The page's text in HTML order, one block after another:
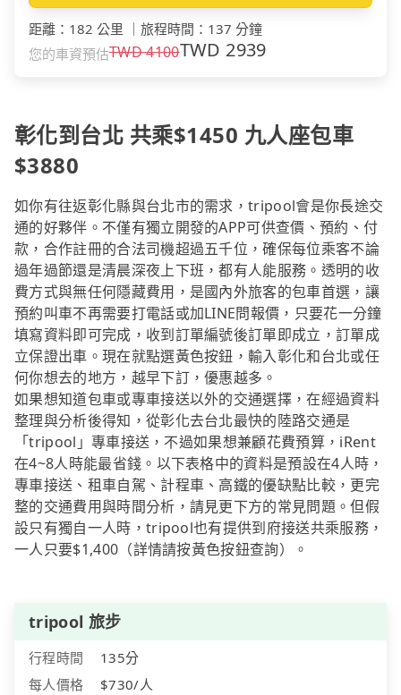
距離 ： 182 公里 旅程時間 ： 137 分鐘
您的車資預估TWD4100TWD 2939
彰化到台北 共乘$1450 九人座包車
$3880
如你有往返彰化縣與台北市的需求，tripool會是你長途交
通的好夥伴。不僅有獨立開發的APP可供查價、預約、付
款，合作註冊的合法司機超過五千位，確保每位乘客不論
過年過節還是清晨深夜上下班，都有人能服務。透明的收
費方式與無任何隱藏費用，是國內外旅客的包車首選，讓
預約叫車不再需要打電話或加LINE問報價，只要花一分鐘
填寫資料即可完成，收到訂單編號後訂單即成立，訂單成
立保證出車。現在就點選黃色按鈕，輸入彰化和台北或任
何你想去的地方，越早下訂，優惠越多。
如果想知道包車或專車接送以外的交通選擇，在經過資料
整理與分析後得知，從彰化去台北最快的陸路交通是
「tripool」專車接送，不過如果想兼顧花費預算，iRent
在4~8人時能最省錢。以下表格中的資料是預設在4人時，
專車接送、租車自駕、計程車、高鐵的優缺點比較，更完
整的交通費用與時間分析，請見更下方的常見問題。但假
設只有獨自一人時，tripool也有提供到府接送共乘服務，
一人只要$1,400（詳情請按黃色按鈕查詢）。
tripool 旅步
行程時間
135分
每人價格
$730/人